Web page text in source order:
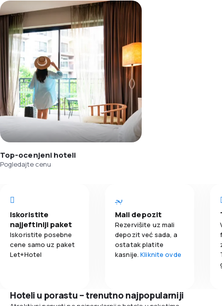
Top-ocenjeni hoteli
Pogledajte cenu
Iskoristite
najjeftiniji paket
Iskoristite posebne
cene samo uz paket
Let+Hotel
Mali depozit
Rezervišite uz mali
depozit već sada, a
ostatak platite
kasnije.Kliknite ovde
Hoteli u porastu – trenutno najpopularniji